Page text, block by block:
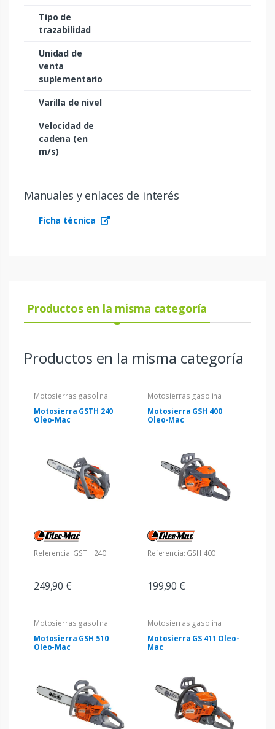
Tipo de
trazabilidad
Unidad de
venta
suplementario
Varilla de nivel
Velocidad de
cadena (en
m/s)
Manuales y enlaces de interés
Ficha técnica
Productos en la misma categoría
Productos en la misma categoría
Motosierras gasolina
Motosierra GSTH 240
Oleo-Mac
Referencia: GSTH 240
249,90 €
Motosierras gasolina
Motosierra GSH 400
Oleo-Mac
Referencia: GSH 400
199,90 €
Motosierras gasolina
Motosierra GSH 510
Oleo-Mac
Motosierras gasolina
Motosierra GS 411 Oleo-
Mac